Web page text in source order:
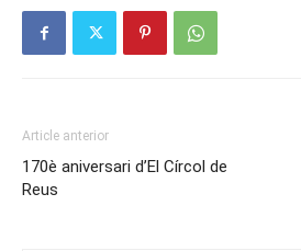
Article anterior
170è aniversari d’El Círcol de
Reus